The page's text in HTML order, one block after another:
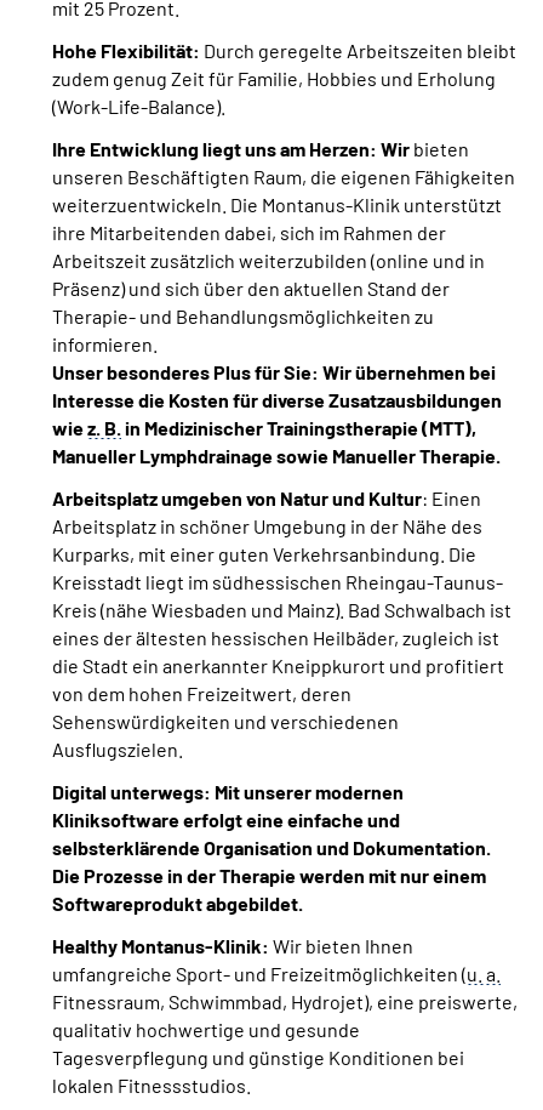
mit 25 Prozent.
Hohe Flexibilität: Durch geregelte Arbeitszeiten bleibt
zudem genug Zeit für Familie, Hobbies und Erholung
(Work-Life-Balance).
Ihre Entwicklung liegt uns am Herzen: Wir bieten
unseren Beschäftigten Raum, die eigenen Fähigkeiten
weiterzuentwickeln. Die Montanus-Klinik unterstützt
ihre Mitarbeitenden dabei, sich im Rahmen der
Arbeitszeit zusätzlich weiterzubilden (online und in
Präsenz) und sich über den aktuellen Stand der
Therapie- und Behandlungsmöglichkeiten zu
informieren.
Unser besonderes Plus für Sie: Wir übernehmen bei
Interesse die Kosten für diverse Zusatzausbildungen
wiez. B.in Medizinischer Trainingstherapie (MTT),
Manueller Lymphdrainage sowie Manueller Therapie.
Arbeitsplatzumgeben von Natur und Kultur: Einen
Arbeitsplatz in schöner Umgebung in der Nähe des
Kurparks, mit einer guten Verkehrsanbindung. Die
Kreisstadt liegt im südhessischen Rheingau-Taunus-
Kreis (nähe Wiesbaden und Mainz). Bad Schwalbach ist
eines der ältesten hessischen Heilbäder, zugleich ist
die Stadt ein anerkannter Kneippkurort und profitiert
von dem hohen Freizeitwert, deren
Sehenswürdigkeiten und verschiedenen
Ausflugszielen.
Digital unterwegs: Mit unserer modernen
Kliniksoftware erfolgt eine einfache und
selbsterklärende Organisation und Dokumentation.
Die Prozesse in der Therapie werden mit nur einem
Softwareprodukt abgebildet.
Healthy Montanus-Klinik: Wir bieten Ihnen
umfangreiche Sport- und Freizeitmöglichkeiten (u. a.
Fitnessraum, Schwimmbad, Hydrojet), eine preiswerte,
qualitativ hochwertige und gesunde
Tagesverpflegung und günstige Konditionen bei
lokalen Fitnessstudios.